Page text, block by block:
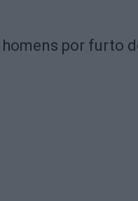
por furto